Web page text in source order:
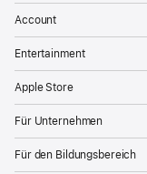
Account
Entertainment
Apple Store
Für Unternehmen
Für den Bildungsbereich